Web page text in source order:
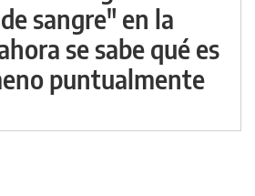
sangre" en la
se sabe qué es
puntualmente